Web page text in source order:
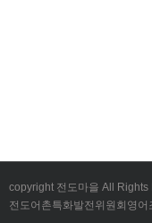
copyright 전도마을 All Rights
전도어촌특화발전위원회영